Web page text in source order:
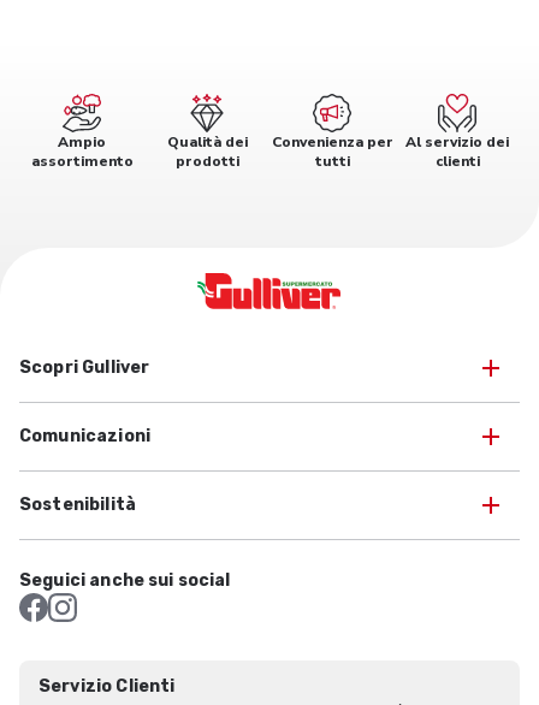
Ampio
assortimento
Qualità dei
prodotti
Convenienza per
tutti
Al servizio dei
clienti
Scopri Gulliver
Comunicazioni
Sostenibilità
Seguici anche sui social
Servizio Clienti